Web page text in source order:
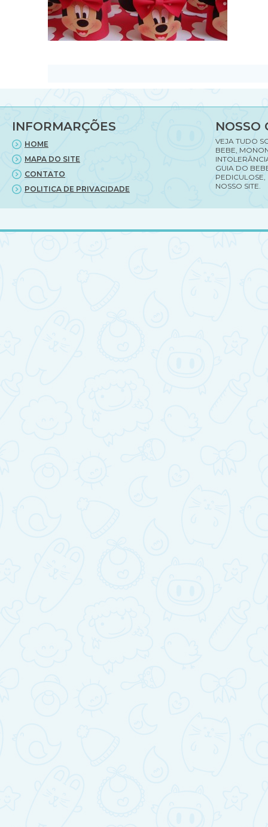
INFORMARÇÕES
HOME
MAPA DO SITE
CONTATO
POLITICA DE PRIVACIDADE
NOSSO
VEJA TUDO
BEBE,
GUIA DO
PEDICULOSE,
NOSSO SITE.